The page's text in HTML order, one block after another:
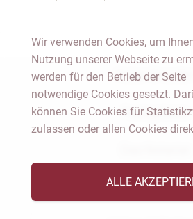
Notar Dresden
Fachgebiete
Das Notariat
Vorträge &
Wir verwenden Cookies, um
Nutzung unserer Webseite zu
werden für den Betrieb der Seite
notwendige Cookies gesetzt.
können Sie Cookies für
zulassen oder allen Cookies
ALLE